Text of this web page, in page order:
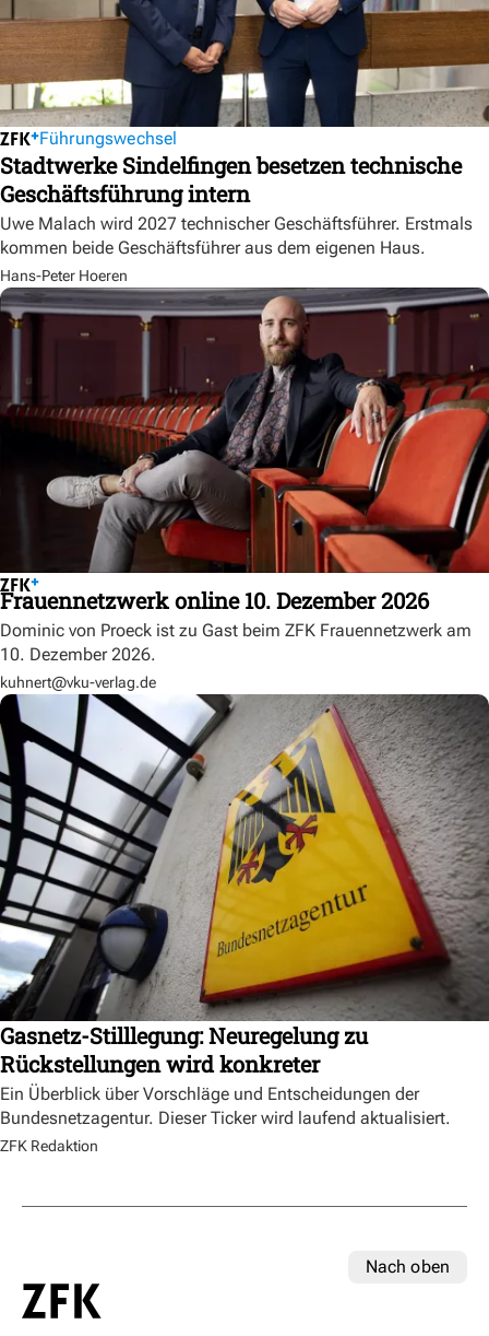
Führungswechsel
Stadtwerke Sindelfingen besetzen technische
Geschäftsführung intern
Uwe Malach wird 2027 technischer Geschäftsführer. Erstmals
kommen beide Geschäftsführer aus dem eigenen Haus.
Hans-Peter Hoeren
Frauennetzwerk online 10. Dezember 2026
Dominic von Proeck ist zu Gast beim ZFK Frauennetzwerk am
10. Dezember 2026.
kuhnert@vku-verlag.de
Gasnetz-Stilllegung: Neuregelung zu
Rückstellungen wird konkreter
Ein Überblick über Vorschläge und Entscheidungen der
Bundesnetzagentur. Dieser Ticker wird laufend aktualisiert.
ZFK Redaktion
Nach oben